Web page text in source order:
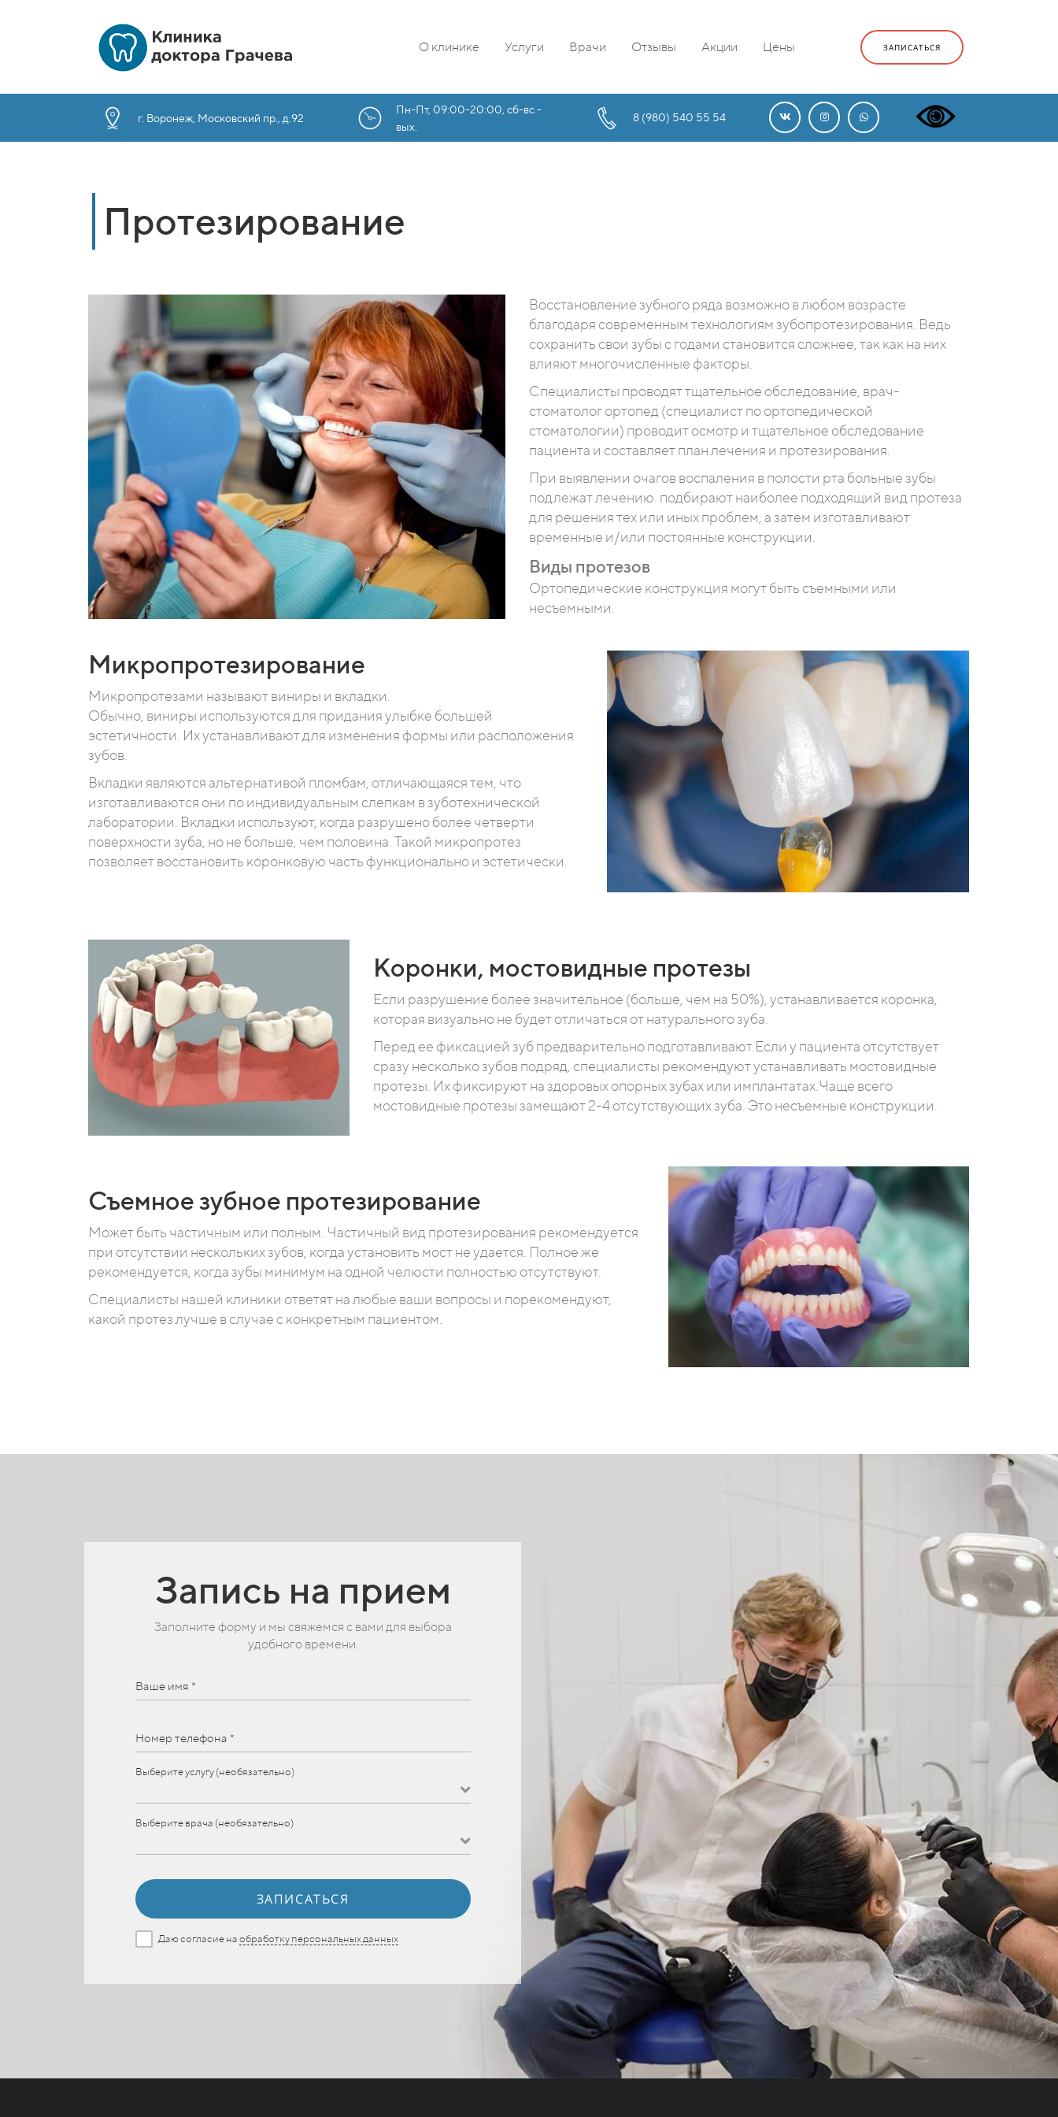
О клинике Услуги Врачи Отзывы Акции Цены ЗАПИСАТЬСЯ
г. Воронеж, Московский пр., д.92
Пн-Пт, 09:00-20:00, сб-вс -
вых.
8 (980) 540 55 54
Протезирование
Восстановление зубного ряда возможно в любом возрасте
благодаря современным технологиям зубопротезирования. Ведь
сохранить свои зубы с годами становится сложнее, так как на них
влияют многочисленные факторы.
Специалисты проводят тщательное обследование, врач-
стоматолог ортопед (специалист по ортопедической
стоматологии) проводит осмотр и тщательное обследование
пациента и составляет план лечения и протезирования.
При выявлении очагов воспаления в полости рта больные зубы
подлежат лечению. подбирают наиболее подходящий вид протеза
для решения тех или иных проблем, а затем изготавливают
временные и/или постоянные конструкции.
Виды протезов
Ортопедические конструкция могут быть съемными или
несъемными.
Микропротезирование
Микропротезами называют виниры и вкладки.
Обычно, виниры используются для придания улыбке большей
эстетичности. Их устанавливают для изменения формы или расположения
зубов.
Вкладки являются альтернативой пломбам, отличающаяся тем, что
изготавливаются они по индивидуальным слепкам в зуботехнической
лаборатории. Вкладки используют, когда разрушено более четверти
поверхности зуба, но не больше, чем половина. Такой микропротез
позволяет восстановить коронковую часть функционально и эстетически.
Коронки, мостовидные протезы
Если разрушение более значительное (больше, чем на 50%), устанавливается коронка,
которая визуально не будет отличаться от натурального зуба.
Перед ее фиксацией зуб предварительно подготавливают.Если у пациента отсутствует
сразу несколько зубов подряд, специалисты рекомендуют устанавливать мостовидные
протезы. Их фиксируют на здоровых опорных зубах или имплантатах.Чаще всего
мостовидные протезы замещают 2-4 отсутствующих зуба. Это несъемные конструкции.
Съемное зубное протезирование
Может быть частичным или полным. Частичный вид протезирования рекомендуется
при отсутствии нескольких зубов, когда установить мост не удается. Полное же
рекомендуется, когда зубы минимум на одной челюсти полностью отсутствуют.
Специалисты нашей клиники ответят на любые ваши вопросы и порекомендуют,
какой протез лучше в случае с конкретным пациентом.
Запись на прием
Заполните форму и мы свяжемся с вами для выбора
удобного времени.
Ваше имя *
Номер телефона *
Выберите услугу (необязательно)
Выберите врача (необязательно)
ЗАПИСАТЬСЯ
Даю согласие на обработку персональных данных